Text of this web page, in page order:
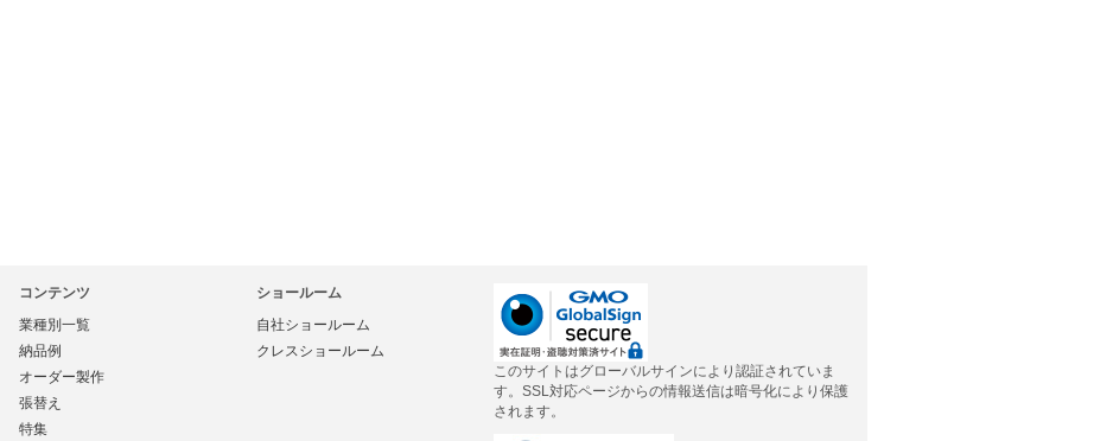
コンテンツ
業種別一覧
納品例
オーダー製作
張替え
特集
ショールーム
自社ショールーム
クレスショールーム
このサイトはグローバルサインにより認証されていま
す。SSL対応ページからの情報送信は暗号化により保護
されます。